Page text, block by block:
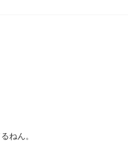
ねん。